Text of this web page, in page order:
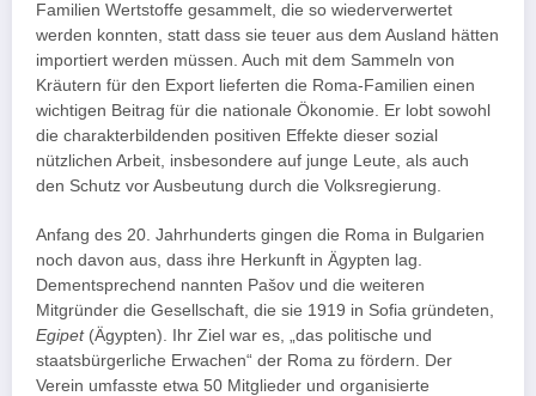
Familien Wertstoffe gesammelt, die so wiederverwertet
werden konnten, statt dass sie teuer aus dem Ausland hätten
importiert werden müssen. Auch mit dem Sammeln von
Kräutern für den Export lieferten die Roma-Familien einen
wichtigen Beitrag für die nationale Ökonomie. Er lobt sowohl
die charakterbildenden positiven Effekte dieser sozial
nützlichen Arbeit, insbesondere auf junge Leute, als auch
den Schutz vor Ausbeutung durch die Volksregierung.
Anfang des 20. Jahrhunderts gingen die Roma in Bulgarien
noch davon aus, dass ihre Herkunft in Ägypten lag.
Dementsprechend nannten Pašov und die weiteren
Mitgründer die Gesellschaft, die sie 1919 in Sofia gründeten,
Egipet(Ägypten). Ihr Ziel war es, „das politische und
staatsbürgerliche Erwachen“ der Roma zu fördern. Der
Verein umfasste etwa 50 Mitglieder und organisierte